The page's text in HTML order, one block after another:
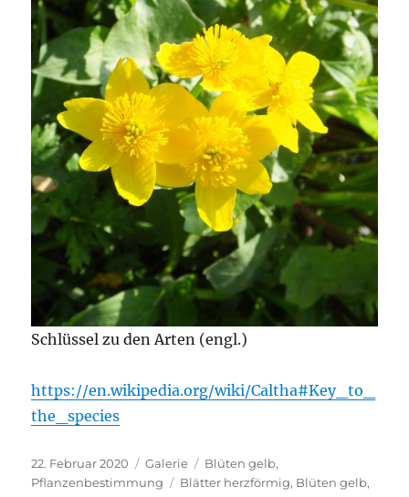
Schlüssel zu den Arten (engl.)
https://en.wikipedia.org/wiki/Caltha#Key_to_
the_species
Veröffentlicht
am
22. Februar 2020 Format
Galerie Kategorien
Blüten gelb,
Pflanzenbestimmung
Schlagwörter
Blätter herzförmig, Blüten gelb,